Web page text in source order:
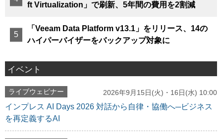
ft Virtualization」で刷新、5年間の費用を2割減
「Veeam Data Platform v13.1」をリリース、14の
ハイパーバイザーをバックアップ対象に
イベント
ライブウェビナー 2026年9月15日(火)・16日(水) 10:00
インプレス AI Days 2026 対話から自律・協働へ─ビジネス
を再定義するAI